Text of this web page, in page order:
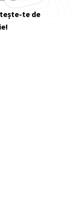
te de